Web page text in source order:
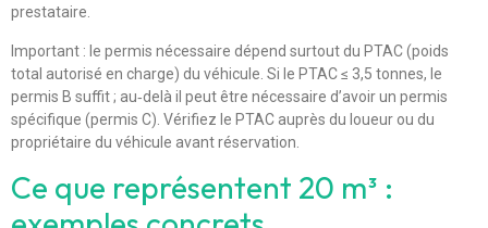
prestataire.
Important : le permis nécessaire dépend surtout du PTAC (poids
total autorisé en charge) du véhicule. Si le PTAC ≤ 3,5 tonnes, le
permis B suffit ; au‑delà il peut être nécessaire d’avoir un permis
spécifique (permis C). Vérifiez le PTAC auprès du loueur ou du
propriétaire du véhicule avant réservation.
Ce que représentent 20 m³ :